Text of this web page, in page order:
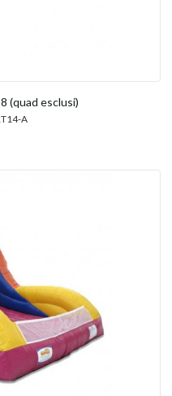
(quad esclusi)
A